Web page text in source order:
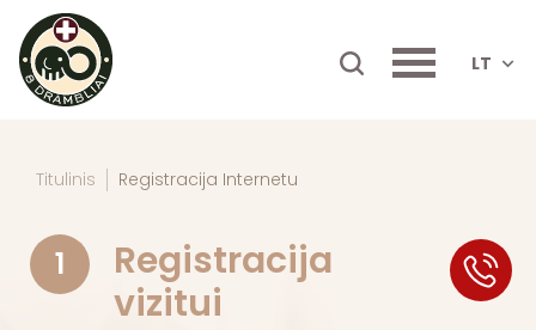
LT
Titulinis Registracija Internetu
1
Registracija
vizitui